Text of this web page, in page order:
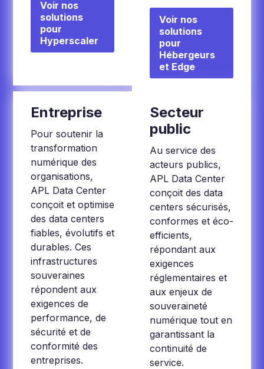
Voir nos
solutions
pour
Hyperscaler
Voir nos
solutions
pour
Hébergeurs
et Edge
Entreprise
Pour soutenir la
transformation
numérique des
organisations,
APL Data Center
conçoit et optimise
des data centers
fiables, évolutifs et
durables. Ces
infrastructures
souveraines
répondent aux
exigences de
performance, de
sécurité et de
conformité des
entreprises.
Secteur
public
Au service des
acteurs publics,
APL Data Center
conçoit des data
centers sécurisés,
conformes et éco-
efficients,
répondant aux
exigences
réglementaires et
aux enjeux de
souveraineté
numérique tout en
garantissant la
continuité de
service.